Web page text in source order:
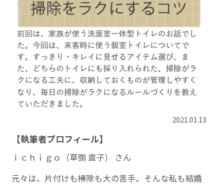
2021.01.13
【執筆者プロフィール】
ｉｃｈｉｇｏ（草彅 直子） さん
元々は、片付けも掃除も大の苦手。そんな私も結婚